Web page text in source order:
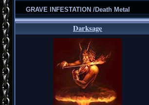
GRAVE INFESTATION /Death Metal
Darksage